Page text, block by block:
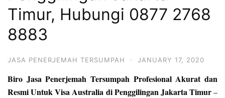
Timur, Hubungi 0877 2768
8883
JASA PENERJEMAH TERSUMPAH · JANUARY 17, 2020
Biro Jasa Penerjemah Tersumpah Profesional Akurat dan
Resmi Untuk Visa Australia di Penggilingan Jakarta Timur–